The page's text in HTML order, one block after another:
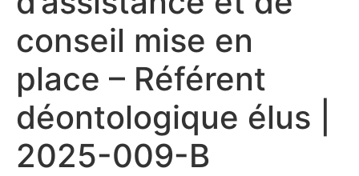
conseil mise en
place – Référent
déontologique élus |
2025-009-B